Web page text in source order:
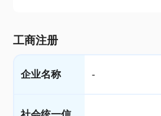
工商注册
企业名称 -